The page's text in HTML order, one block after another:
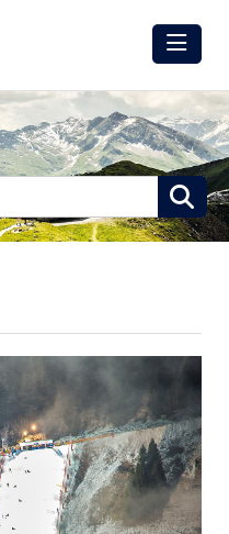
Meldungen
Winter
Media
Gesundheit
Sommer
Winter
Yoga